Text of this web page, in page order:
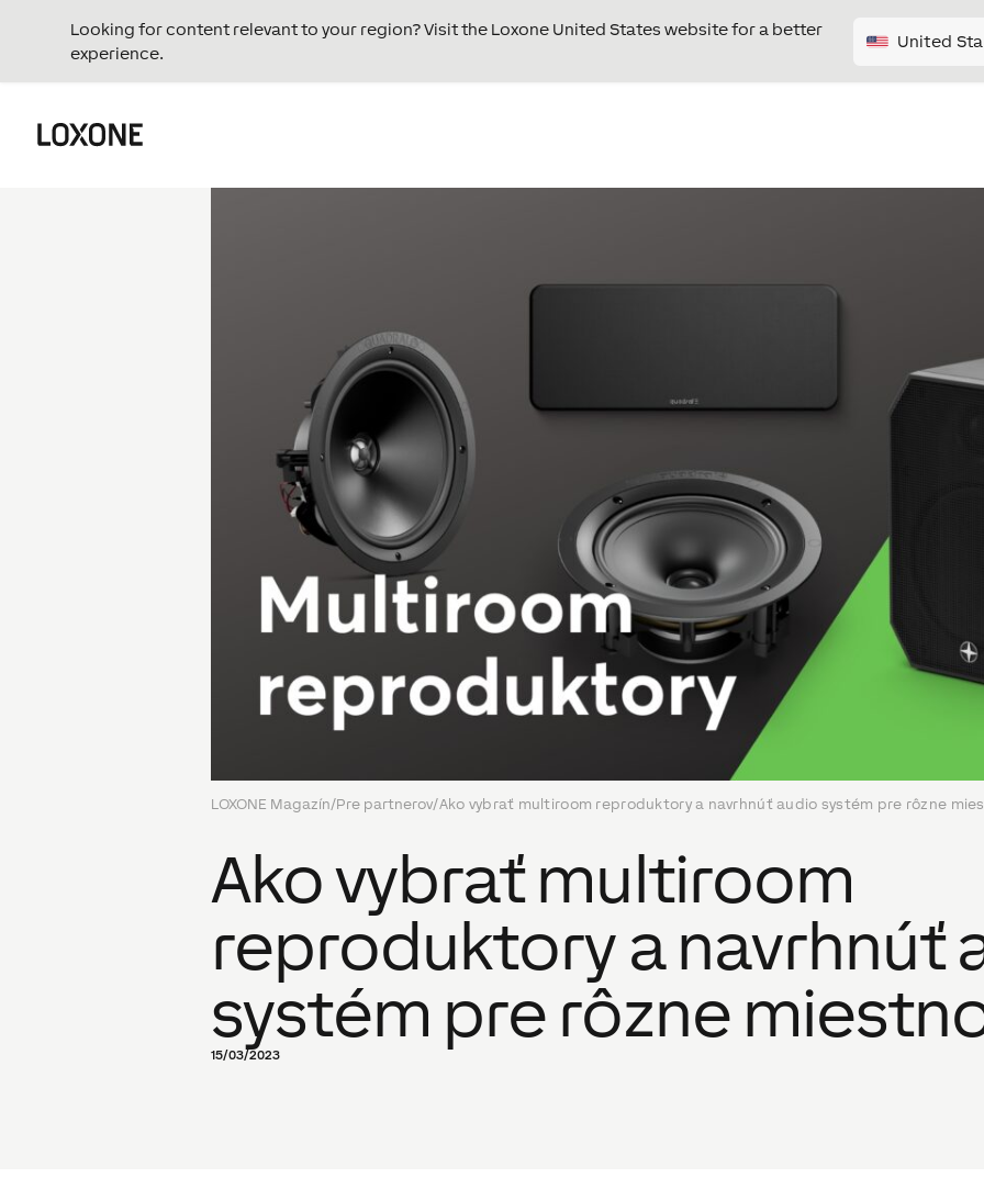
Looking for content relevant to your region? Visit the Loxone United States website for a better
experience.
United
LOXONE Magazín/Pre partnerov/Ako vybrať multiroom reproduktory a navrhnúť audio systém pre rôzne
Ako vybrať multiroom
reproduktory a navrhnúť
systém pre rôzne
15/03/2023